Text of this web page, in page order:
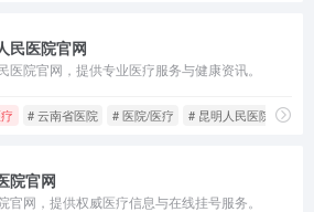
民医院官网
医院官网，提供专业医疗服务与健康资讯。
# 云南省医院 # 医院/医疗 # 昆明人民医院
院官网
官网，提供权威医疗信息与在线挂号服务。